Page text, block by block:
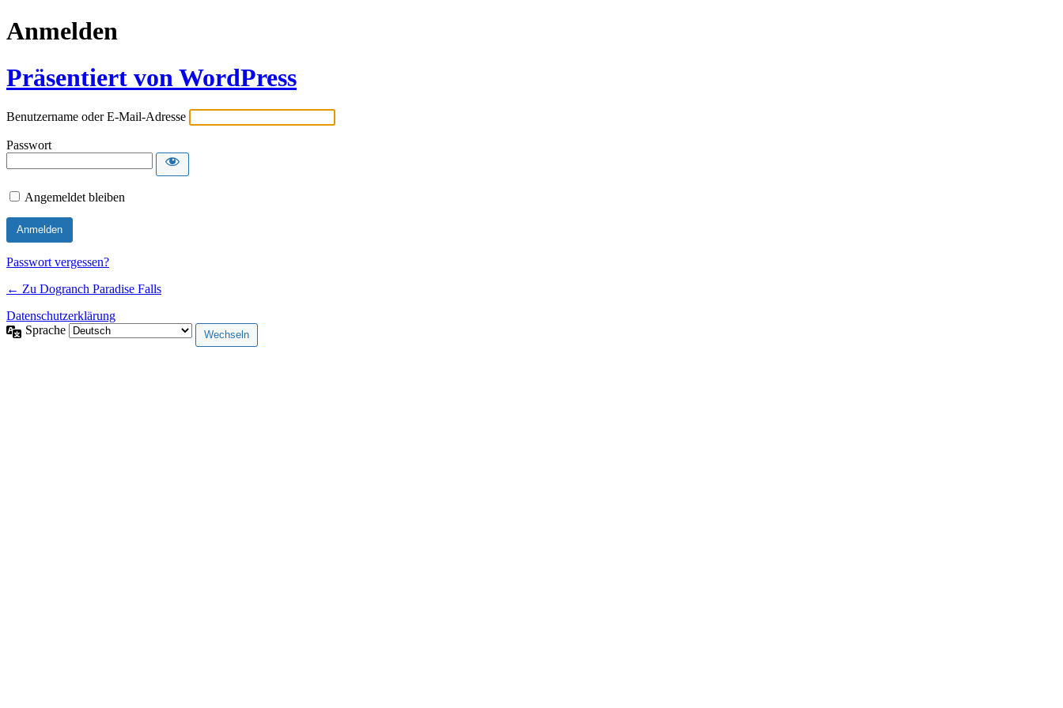
Anmelden
Präsentiert von WordPress
Benutzername oder E-Mail-Adresse
Passwort
Angemeldet bleiben
Passwort vergessen?
← Zu Dogranch Paradise Falls
Datenschutzerklärung
Sprache